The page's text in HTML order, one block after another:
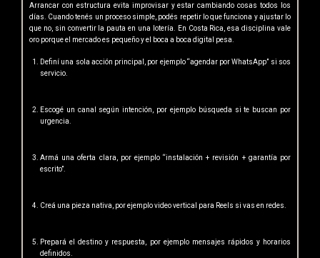
Arrancar con estructura evita improvisar y estar cambiando cosas todos los
días. Cuando tenés un proceso simple, podés repetir lo que funciona y ajustar lo
que no, sin convertir la pauta en una lotería. En Costa Rica, esa disciplina vale
oro porque el mercado es pequeño y el boca a boca digital pesa.
Definí una sola acción principal, por ejemplo “agendar por WhatsApp” si sos
servicio.
Escogé un canal según intención, por ejemplo búsqueda si te buscan por
urgencia.
Armá una oferta clara, por ejemplo “instalación + revisión + garantía por
escrito”.
Creá una pieza nativa, por ejemplo video vertical para Reels si vas en redes.
Prepará el destino y respuesta, por ejemplo mensajes rápidos y horarios
definidos.